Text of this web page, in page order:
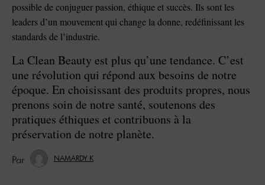
possible de conjuguer passion, éthique et succès. Ils sont les
leaders d’un mouvement qui change la donne, redéfinissant les
standards de l’industrie.
La Clean Beauty est plus qu’une tendance. C’est
une révolution qui répond aux besoins de notre
époque. En choisissant des produits propres, nous
prenons soin de notre santé, soutenons des
pratiques éthiques et contribuons à la
préservation de notre planète.
NAMARDY K